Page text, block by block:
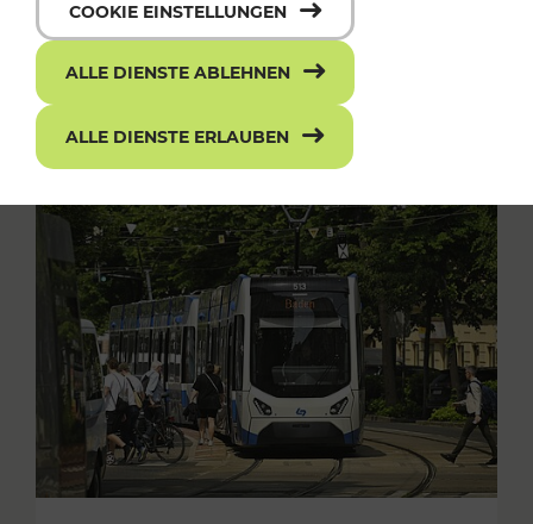
COOKIE EINSTELLUNGEN
ALLE DIENSTE ABLEHNEN
ALLE DIENSTE ERLAUBEN